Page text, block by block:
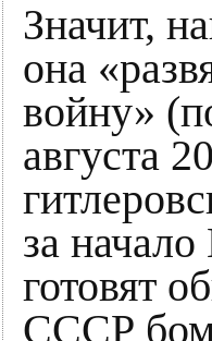
Значит,
она
войну»
августа
за
готовят
СССР